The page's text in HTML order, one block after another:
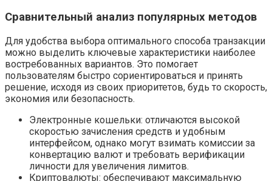
Сравнительный анализ популярных методов
Для удобства выбора оптимального способа транзакции
можно выделить ключевые характеристики наиболее
востребованных вариантов. Это помогает
пользователям быстро сориентироваться и принять
решение, исходя из своих приоритетов, будь то скорость,
экономия или безопасность.
Электронные кошельки: отличаются высокой
скоростью зачисления средств и удобным
интерфейсом, однако могут взимать комиссии за
конвертацию валют и требовать верификации
личности для увеличения лимитов.
Криптовалюты: обеспечивают максимальную